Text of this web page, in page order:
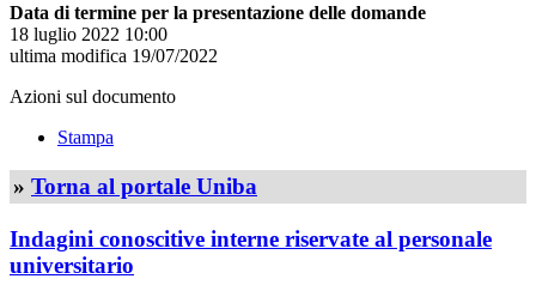
Data di termine per la presentazione delle domande
18 luglio 2022 10:00
ultima modifica 19/07/2022
Azioni sul documento
Stampa
» Torna al portale Uniba
Indagini conoscitive interne riservate al personale
universitario